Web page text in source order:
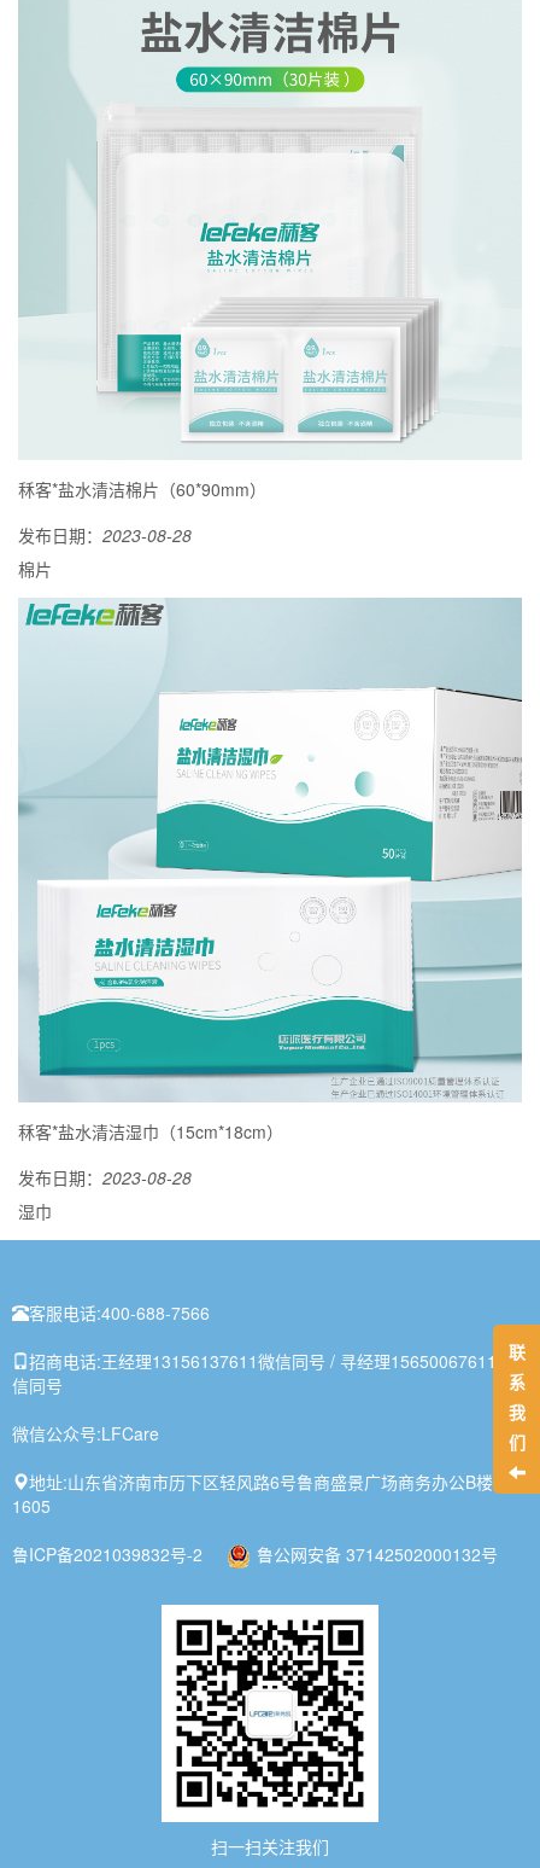
秝客*盐水清洁棉片（60*90mm）
发布日期： 2023-08-28
棉片
秝客*盐水清洁湿巾（15cm*18cm）
发布日期： 2023-08-28
湿巾
客服电话:400-688-7566
招商电话:王经理13156137611微信同号 / 寻经理15650067611微
信同号
微信公众号:LFCare
地址:山东省济南市历下区轻风路6号鲁商盛景广场商务办公B楼1-
1605
鲁ICP备2021039832号-2
鲁公网安备 37142502000132号
扫一扫关注我们
联
系
我
们